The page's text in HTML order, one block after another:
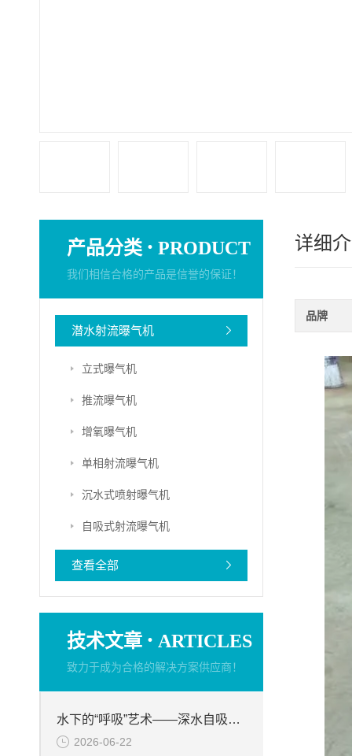
产品分类 · PRODUCT
我们相信合格的产品是信誉的保证！
潜水射流曝气机
立式曝气机
推流曝气机
增氧曝气机
单相射流曝气机
沉水式喷射曝气机
自吸式射流曝气机
查看全部
技术文章 · ARTICLES
致力于成为合格的解决方案供应商！
水下的“呼吸”艺术——深水自吸式潜水曝气机的技术原理与核心优势
2026-06-22
详细
品牌